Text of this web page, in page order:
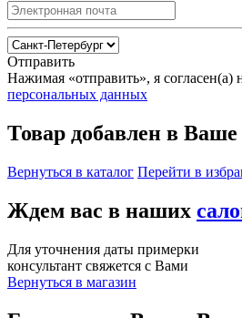
Отправить
Нажимая «отправить», я согласен(а)
персональных данных
Товар добавлен в Ваше
Вернуться в каталог Перейти в
Ждем вас в наших
Для уточнения даты примерки
консультант свяжется с Вами
Вернуться в магазин